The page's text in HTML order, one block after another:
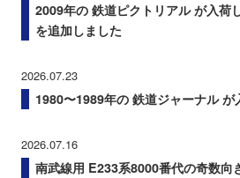
2009年の 鉄道ピクトリアル が入荷
を追加しました
2026.07.23
1980〜1989年の 鉄道ジャーナル が
2026.07.16
南武線用 E233系8000番代の奇数向